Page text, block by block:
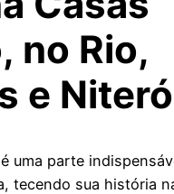
no Rio,
e
uma parte
tecendo sua história